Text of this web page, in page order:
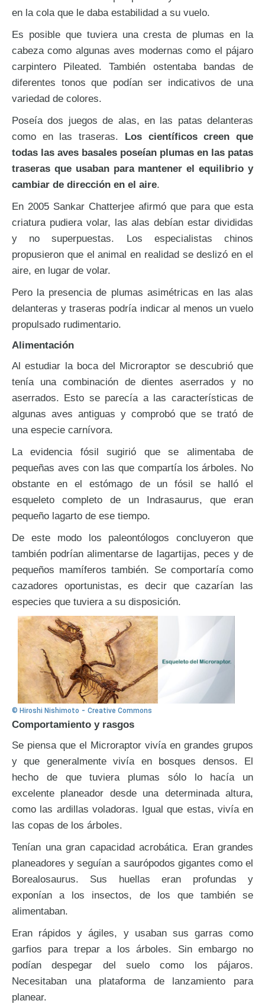
en la cola que le daba estabilidad a su vuelo.
Es posible que tuviera una cresta de plumas en la
cabeza como algunas aves modernas como el pájaro
carpintero Pileated. También ostentaba bandas de
diferentes tonos que podían ser indicativos de una
variedad de colores.
Poseía dos juegos de alas, en las patas delanteras
como en las traseras. Los científicos creen que
todas las aves basales poseían plumas en las patas
traseras que usaban para mantener el equilibrio y
cambiar de dirección en el aire.
En 2005 Sankar Chatterjee afirmó que para que esta
criatura pudiera volar, las alas debían estar divididas
y no superpuestas. Los especialistas chinos
propusieron que el animal en realidad se deslizó en el
aire, en lugar de volar.
Pero la presencia de plumas asimétricas en las alas
delanteras y traseras podría indicar al menos un vuelo
propulsado rudimentario.
Alimentación
Al estudiar la boca del Microraptor se descubrió que
tenía una combinación de dientes aserrados y no
aserrados. Esto se parecía a las características de
algunas aves antiguas y comprobó que se trató de
una especie carnívora.
La evidencia fósil sugirió que se alimentaba de
pequeñas aves con las que compartía los árboles. No
obstante en el estómago de un fósil se halló el
esqueleto completo de un Indrasaurus, que eran
pequeño lagarto de ese tiempo.
De este modo los paleontólogos concluyeron que
también podrían alimentarse de lagartijas, peces y de
pequeños mamíferos también. Se comportaría como
cazadores oportunistas, es decir que cazarían las
especies que tuviera a su disposición.
© Hiroshi Nishimoto - Creative Commons
Comportamiento y rasgos
Se piensa que el Microraptor vivía en grandes grupos
y que generalmente vivía en bosques densos. El
hecho de que tuviera plumas sólo lo hacía un
excelente planeador desde una determinada altura,
como las ardillas voladoras. Igual que estas, vivía en
las copas de los árboles.
Tenían una gran capacidad acrobática. Eran grandes
planeadores y seguían a saurópodos gigantes como el
Borealosaurus. Sus huellas eran profundas y
exponían a los insectos, de los que también se
alimentaban.
Eran rápidos y ágiles, y usaban sus garras como
garfios para trepar a los árboles. Sin embargo no
podían despegar del suelo como los pájaros.
Necesitaban una plataforma de lanzamiento para
planear.